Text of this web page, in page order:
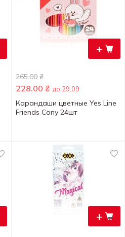
+
265.00 ₴
228.00 ₴ до 29.09
Карандаши цветные Yes Line
Friends Cony 24шт
+